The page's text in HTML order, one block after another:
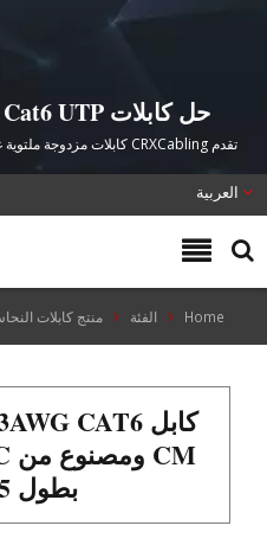
حل كابلات Cat6 UTP من الدرجة الاحترافية
مصممة لشبكات الإيثرنت عالية الأداء
العربية
Home الفئة منتج كابلات
بطول 305 متر